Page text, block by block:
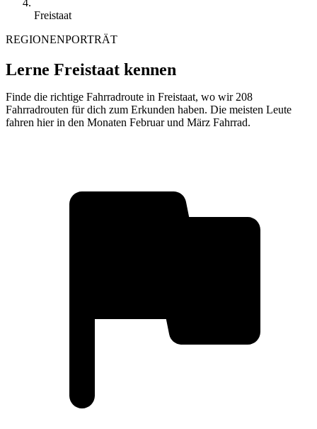
Freistaat
REGIONENPORTRÄT
Lerne Freistaat kennen
Finde die richtige Fahrradroute in Freistaat, wo wir 208
Fahrradrouten für dich zum Erkunden haben. Die meisten Leute
fahren hier in den Monaten Februar und März Fahrrad.